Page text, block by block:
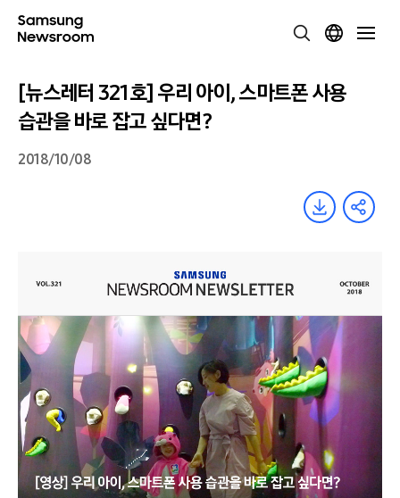
[뉴스레터 321호] 우리 아이, 스마트폰 사용
습관을 바로 잡고 싶다면?
2018/10/08